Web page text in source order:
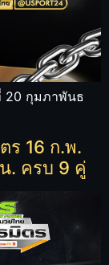
20 กุมภาพันธ
ร 16 ก.พ.
. ครบ 9 คู่